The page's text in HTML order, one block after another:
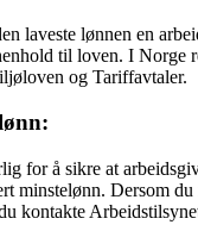
laveste lønnen en
til loven. I Norge
og Tariffavtaler.
for å sikre at
minstelønn. Dersom du
kontakte